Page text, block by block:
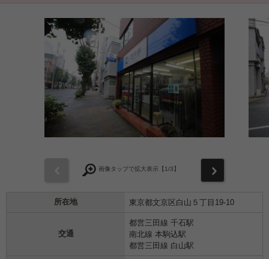
画像タップで拡大表示【 1/3】
所在地 東京都文京区白山５丁目19-10
交通
都営三田線 千石駅
南北線 本駒込駅
都営三田線 白山駅